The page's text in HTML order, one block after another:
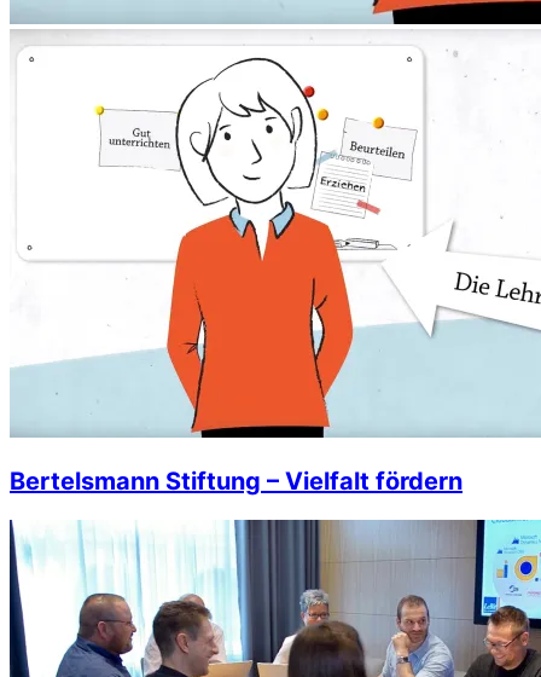
Bertelsmann Stiftung – Vielfalt fördern